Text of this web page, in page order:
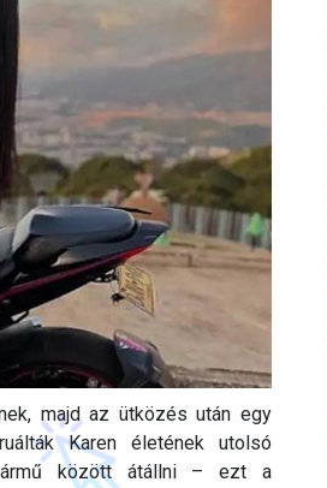
majd az ütközés után egy
Karen életének utolsó
jármű között átállni – ezt a